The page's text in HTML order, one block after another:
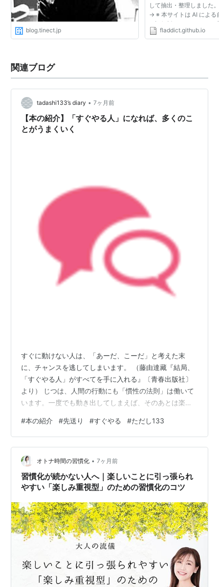
blog.tinect.jp
して抽出・整理しました
→ ※ 本サイトは AI による
の評価版です。SNS で
応じて、内容を随時更新
fladdict.github.io
関連ブログ
tadashi133’s diary • 7ヶ月前
【本の紹介】「すぐやる人」になれば、多くのこ
とがうまくいく
すぐに動けない人は、「あーだ、こーだ」と考えた末
に、チャンスを逃してしまいます。 （藤由達藏『結局、
「すぐやる人」がすべてを手に入れる』〔青春出版社〕
より） じつは、人間の行動にも「慣性の法則」は働いて
います。一度でも動き出してしまえば、そのあとは楽に
「あともうちょっと寝ていよう」と思っていると30分や1
時間が一瞬で過ぎてしまいますね。でも、目覚めたらと
りあえず体を起こして立ち上がると、あとは朝の必要な
行動を起こしていけます。 困難だと思える仕事でも、行
動することによって、少しだけ困難度合いが減少してい
くものだと、藤由先生は指摘します。 締め切…
#本の紹介 #先送り #すぐやる #ただし133
オトナ時間の習慣化 • 7ヶ月前
習慣化が続かない人へ｜楽しいことに引っ張られ
やすい「楽しみ重視型」のための習慣化のコツ